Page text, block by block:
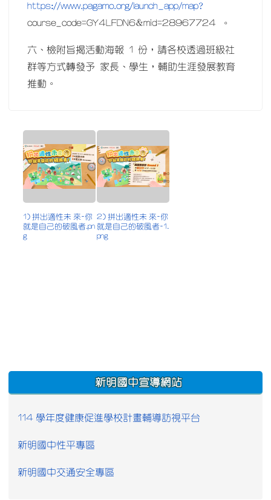
https://www.pagamo.org/launch_app/map?
course_code=GY4LFDN6&mid=28967724 。
六、檢附旨揭活動海報 1 份，請各校透過班級社
群等方式轉發予 家長、學生，輔助生涯發展教育
推動。
1) 拼出適性未 來-你
就是自己的破風者.pn
g
2) 拼出適性未 來-你
就是自己的破風者-1.
png
:::
新明國中宣導網站
114 學年度健康促進學校計畫輔導訪視平台
新明國中性平專區
新明國中交通安全專區